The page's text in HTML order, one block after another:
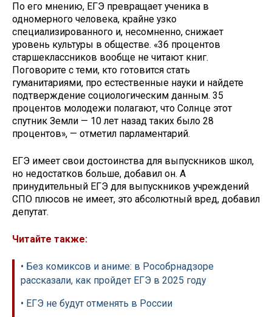
По его мнению, ЕГЭ превращает ученика в
одномерного человека, крайне узко
специализированного и, несомненно, снижает
уровень культуры в обществе. «36 процентов
старшеклассников вообще не читают книг.
Поговорите с теми, кто готовится стать
гуманитариями, про естественные науки и найдете
подтверждение социологическим данным. 35
процентов молодежи полагают, что Солнце этот
спутник Земли — 10 лет назад таких было 28
процентов», — отметил парламентарий.
ЕГЭ имеет свои достоинства для выпускников школ,
но недостатков больше, добавил он. А
принудительный ЕГЭ для выпускников учреждений
СПО плюсов не имеет, это абсолютный вред, добавил
депутат.
Читайте также:
• Без комиксов и аниме: в Рособрнадзоре
рассказали, как пройдет ЕГЭ в 2025 году
• ЕГЭ не будут отменять в России